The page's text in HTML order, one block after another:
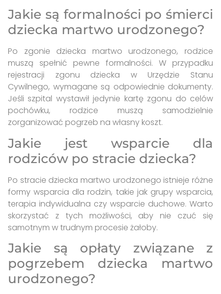
Jakie są formalności po śmierci
dziecka martwo urodzonego?
Po zgonie dziecka martwo urodzonego, rodzice
muszą spełnić pewne formalności. W przypadku
rejestracji zgonu dziecka w Urzędzie Stanu
Cywilnego, wymagane są odpowiednie dokumenty.
Jeśli szpital wystawił jedynie kartę zgonu do celów
pochówku, rodzice muszą samodzielnie
zorganizować pogrzeb na własny koszt.
Jakie jest wsparcie dla
rodziców po stracie dziecka?
Po stracie dziecka martwo urodzonego istnieje różne
formy wsparcia dla rodzin, takie jak grupy wsparcia,
terapia indywidualna czy wsparcie duchowe. Warto
skorzystać z tych możliwości, aby nie czuć się
samotnym w trudnym procesie żałoby.
Jakie są opłaty związane z
pogrzebem dziecka martwo
urodzonego?